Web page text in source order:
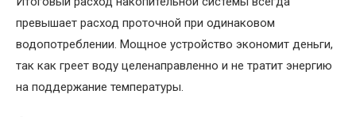
превышает расход проточной при одинаковом
водопотреблении. Мощное устройство экономит деньги,
так как греет воду целенаправленно и не тратит энергию
на поддержание температуры.